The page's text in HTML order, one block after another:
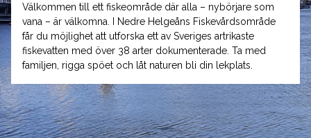
Välkommen till ett fiskeområde där alla – nybörjare som
vana – är välkomna. I Nedre Helgeåns Fiskevårdsområde
får du möjlighet att utforska ett av Sveriges artrikaste
fiskevatten med över 38 arter dokumenterade. Ta med
familjen, rigga spöet och låt naturen bli din lekplats.